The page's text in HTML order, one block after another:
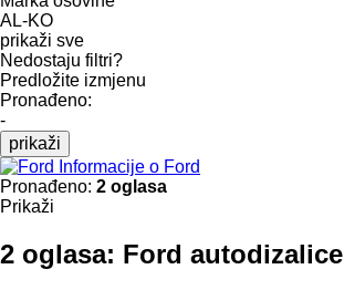
AL-KO
prikaži sve
Nedostaju filtri?
Predložite izmjenu
Pronađeno:
-
prikaži
Informacije o Ford
Pronađeno: 2 oglasa
Prikaži
2 oglasa: Ford autodizalice